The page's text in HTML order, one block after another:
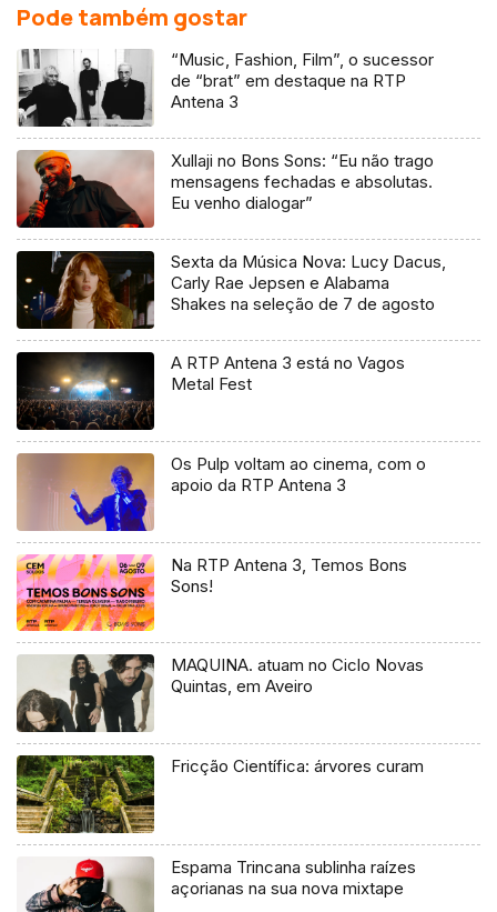
Pode também gostar
“Music, Fashion, Film”, o sucessor
de “brat” em destaque na RTP
Antena 3
Xullaji no Bons Sons: “Eu não trago
mensagens fechadas e absolutas.
Eu venho dialogar”
Sexta da Música Nova: Lucy Dacus,
Carly Rae Jepsen e Alabama
Shakes na seleção de 7 de agosto
A RTP Antena 3 está no Vagos
Metal Fest
Os Pulp voltam ao cinema, com o
apoio da RTP Antena 3
Na RTP Antena 3, Temos Bons
Sons!
MAQUINA. atuam no Ciclo Novas
Quintas, em Aveiro
Fricção Científica: árvores curam
Espama Trincana sublinha raízes
açorianas na sua nova mixtape